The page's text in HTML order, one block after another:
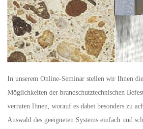
In unserem Online-Seminar stellen wir Ihnen
Möglichkeiten der brandschutztechnischen
verraten Ihnen, worauf es dabei besonders zu
Auswahl des geeigneten Systems einfach und